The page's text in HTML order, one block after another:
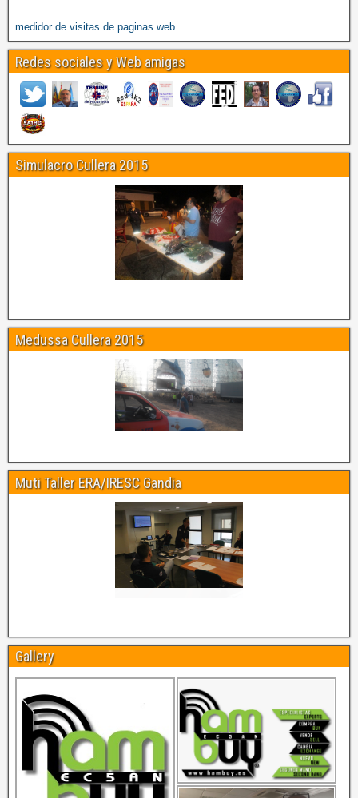
medidor de visitas de paginas web
Redes sociales y Web amigas
Simulacro Cullera 2015
Medussa Cullera 2015
Muti Taller ERA/IRESC Gandia
Gallery